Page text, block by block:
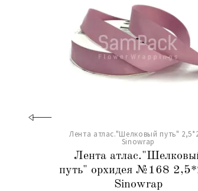
Лента атлас."Шелковый путь"
Sinowrap
Лента
путь" орхидея №168
Sinowrap